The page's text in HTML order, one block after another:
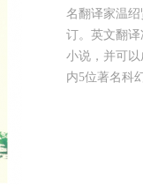
名翻译家温
订。英文翻
小说，并可
内5位著名科